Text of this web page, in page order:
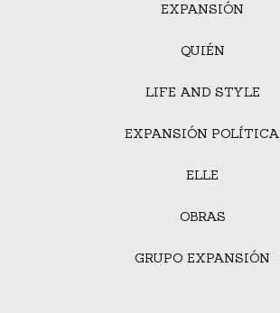
EXPANSIÓN
QUIÉN
LIFE AND STYLE
EXPANSIÓN POLÍTICA
ELLE
OBRAS
GRUPO EXPANSIÓN